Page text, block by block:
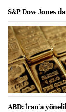
S&P Dow Jones
ABD: İran’a